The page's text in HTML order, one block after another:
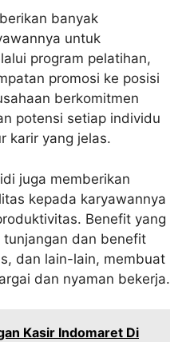
banyak
untuk
program pelatihan,
promosi ke posisi
berkomitmen
potensi setiap individu
karir yang jelas.
juga memberikan
kepada karyawannya
Benefit yang
dan benefit
dan lain-lain, membuat
dan nyaman bekerja.
Kasir Indomaret Di